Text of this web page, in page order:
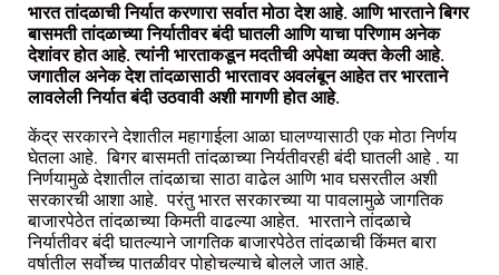
भारत तांदळाची निर्यात करणारा सर्वात मोठा देश आहे. आणि भारताने बिगर
बासमती तांदळाच्या निर्यातीवर बंदी घातली आणि याचा परिणाम अनेक
देशांवर होत आहे. त्यांनी भारताकडून मदतीची अपेक्षा व्यक्त केली आहे.
जगातील अनेक देश तांदळासाठी भारतावर अवलंबून आहेत तर भारताने
लावलेली निर्यात बंदी उठवावी अशी मागणी होत आहे.
केंद्र सरकारने देशातील महागाईला आळा घालण्यासाठी एक मोठा निर्णय
घेतला आहे. बिगर बासमती तांदळाच्या निर्यतीवरही बंदी घातली आहे . या
निर्णयामुळे देशातील तांदळाचा साठा वाढेल आणि भाव घसरतील अशी
सरकारची आशा आहे. परंतु भारत सरकारच्या या पावलामुळे जागतिक
बाजारपेठेत तांदळाच्या किमती वाढल्या आहेत. भारताने तांदळाचे
निर्यातीवर बंदी घातल्याने जागतिक बाजारपेठेत तांदळाची किंमत बारा
वर्षातील सर्वोच्च पातळीवर पोहोचल्याचे बोलले जात आहे.